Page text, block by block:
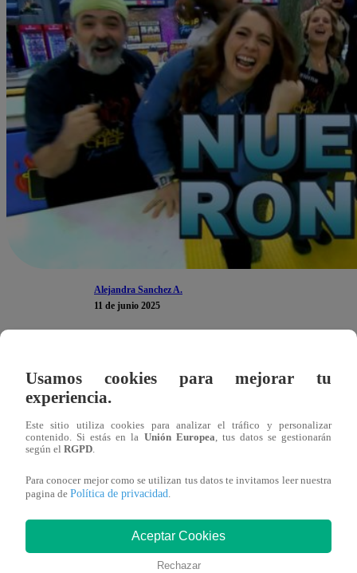
Alejandra Sanchez A.
11 de junio 2025
continuación, te presentamos la encuesta del miércoles
para participar. Recuerda que solo puedes votar
Gracias por participar en la encuesta. ¡Tu opinión es
Mira AQUÍ el nuevo episodio de “El
VIVO vía señal de Latina
Usamos cookies para mejorar tu
experiencia.
Este sitio utiliza cookies para analizar el tráfico y personalizar
contenido. Si estás en la Unión Europea, tus datos se gestionarán
según el RGPD.
Para conocer mejor como se utilizan tus datos te invitamos leer nuestra
pagina de Política de privacidad.
Aceptar Cookies
Rechazar